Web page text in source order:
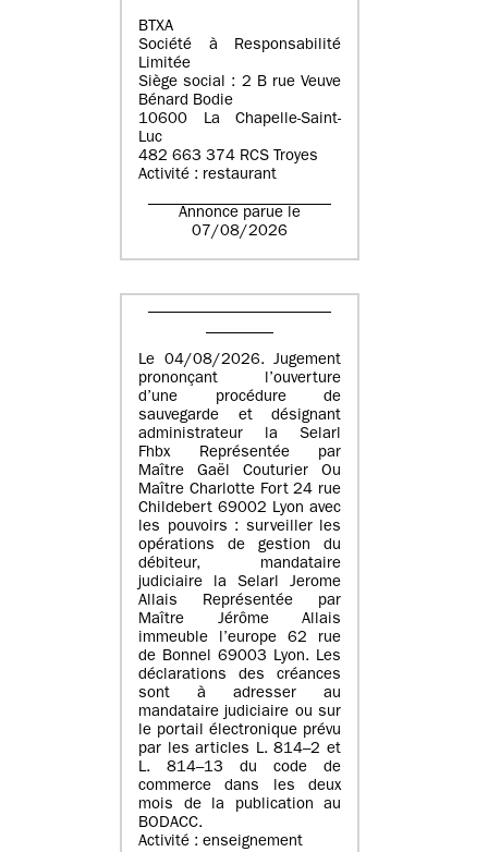
BTXA
Société à Responsabilité
Limitée
Siège social : 2 B rue Veuve
Bénard Bodie
10600 La Chapelle-Saint-
Luc
482 663 374 RCS Troyes
Activité : restaurant
Annonce parue le
07/08/2026
Le 04/08/2026. Jugement
prononçant l’ouverture
d’une procédure de
sauvegarde et désignant
administrateur la Selarl
Fhbx Représentée par
Maître Gaël Couturier Ou
Maître Charlotte Fort 24 rue
Childebert 69002 Lyon avec
les pouvoirs : surveiller les
opérations de gestion du
débiteur, mandataire
judiciaire la Selarl Jerome
Allais Représentée par
Maître Jérôme Allais
immeuble l’europe 62 rue
de Bonnel 69003 Lyon. Les
déclarations des créances
sont à adresser au
mandataire judiciaire ou sur
le portail électronique prévu
par les articles L. 814–2 et
L. 814–13 du code de
commerce dans les deux
mois de la publication au
BODACC.
Activité : enseignement